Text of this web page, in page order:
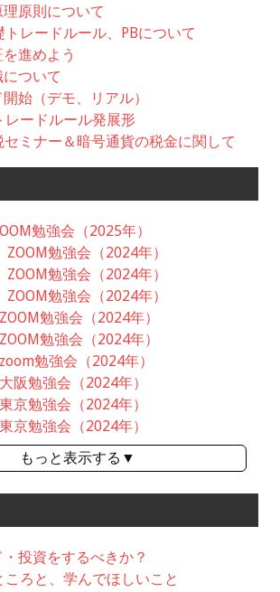
理原則について
トレードルール、PBについて
進めよう
ついて
始（デモ、リアル）
レードルール発展形
セミナー＆暗号通貨の税金に関して
勉強会（2025年）
ZOOM勉強会（2024年）
ZOOM勉強会（2024年）
ZOOM勉強会（2024年）
勉強会（2024年）
勉強会（2024年）
勉強会（2024年）
阪勉強会（2024年）
京勉強会（2024年）
京勉強会（2024年）
もっと表示する▼
投資をするべきか？
ころと、学んでほしいこと